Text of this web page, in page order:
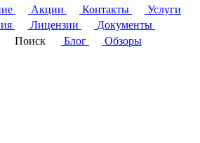
Акции Контакты
Услуги
Лицензии
Документы
Поиск Блог
Обзоры